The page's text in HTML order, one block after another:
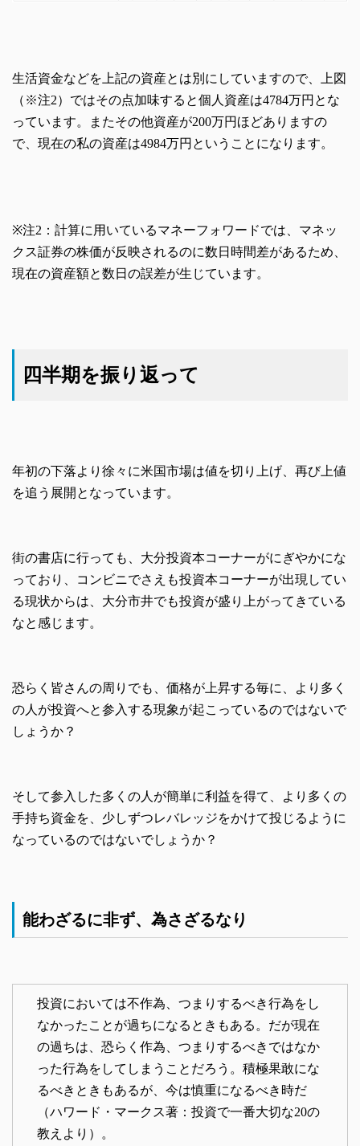
生活資金などを上記の資産とは別にしていますので、上図
（※注2）ではその点加味すると個人資産は4784万円とな
っています。またその他資産が200万円ほどありますの
で、現在の私の資産は4984万円ということになります。
※注2：計算に用いているマネーフォワードでは、マネッ
クス証券の株価が反映されるのに数日時間差があるため、
現在の資産額と数日の誤差が生じています。
四半期を振り返って
年初の下落より徐々に米国市場は値を切り上げ、再び上値
を追う展開となっています。
街の書店に行っても、大分投資本コーナーがにぎやかにな
っており、コンビニでさえも投資本コーナーが出現してい
る現状からは、大分市井でも投資が盛り上がってきている
なと感じます。
恐らく皆さんの周りでも、価格が上昇する毎に、より多く
の人が投資へと参入する現象が起こっているのではないで
しょうか？
そして参入した多くの人が簡単に利益を得て、より多くの
手持ち資金を、少しずつレバレッジをかけて投じるように
なっているのではないでしょうか？
能わざるに非ず、為さざるなり
投資においては不作為、つまりするべき行為をし
なかったことが過ちになるときもある。だが現在
の過ちは、恐らく作為、つまりするべきではなか
った行為をしてしまうことだろう。積極果敢にな
るべきときもあるが、今は慎重になるべき時だ
（ハワード・マークス著：投資で一番大切な20の
教えより）。